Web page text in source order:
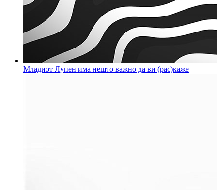
Младиот Лупен има нешто важно да ви (рас)каже